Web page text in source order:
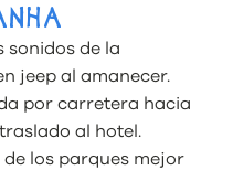
sonidos de la
jeep al amanecer.
por carretera hacia
al hotel.
los parques mejor